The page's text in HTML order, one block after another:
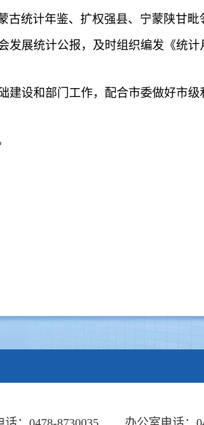
古统计年鉴、扩权强县、宁蒙陕甘毗
发展统计公报，及时组织编发《统
建设和部门工作，配合市委做好市